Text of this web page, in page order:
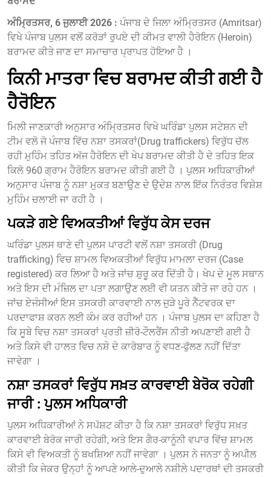
ਅੰਮ੍ਰਿਤਸਰ, 6 ਜੁਲਾਈ 2026 : ਪੰਜਾਬ ਦੇ ਜਿਲਾ ਅੰਮ੍ਰਿਤਸਰ (Amritsar)
ਵਿਖੇ ਪੰਜਾਬ ਪੁਲਸ ਵਲੋਂ ਕਰੋੜਾਂ ਰੁਪਏ ਦੀ ਕੀਮਤ ਵਾਲੀ ਹੈਰੋਇਨ (Heroin)
ਬਰਾਮਦ ਕੀਤੇ ਜਾਣ ਦਾ ਸਮਾਚਾਰ ਪ੍ਰਾਪਤ ਹੋਇਆ ਹੈ ।
ਕਿਨੀ ਮਾਤਰਾ ਵਿਚ ਬਰਾਮਦ ਕੀਤੀ ਗਈ ਹੈ
ਹੈਰੋਇਨ
ਮਿਲੀ ਜਾਣਕਾਰੀ ਅਨੁਸਾਰ ਅੰਮ੍ਰਿਤਸਰ ਵਿਖੇ ਘਰਿੰਡਾ ਪੁਲਸ ਸਟੇਸ਼ਨ ਦੀ
ਟੀਮ ਵਲੋ ਜੋ ਪੰਜਾਬ ਵਿੱਚ ਨਸ਼ਾ ਤਸਕਰਾਂ(Drug traffickers) ਵਿਰੁੱਧ ਚੱਲ
ਰਹੀ ਮੁਹਿੰਮ ਤਹਿਤ ਅੱਜ ਹੈਰੋਇਨ ਦੀ ਖੇਪ ਬਰਾਮਦ ਕੀਤੀ ਹੈ ਦੇ ਤਹਿਤ ਇਕ
ਕਿਲੋ 960 ਗ੍ਰਾਮ ਹੈਰੋਇਨ ਬਰਾਮਦ ਕੀਤੀ ਗਈ ਹੈ । ਪੁਲਸ ਅਧਿਕਾਰੀਆਂ
ਅਨੁਸਾਰ ਪੰਜਾਬ ਨੂੰ ਨਸ਼ਾ ਮੁਕਤ ਬਣਾਉਣ ਦੇ ਉਦੇਸ਼ ਨਾਲ ਇੱਕ ਨਿਰੰਤਰ ਵਿਸ਼ੇਸ਼
ਮੁਹਿੰਮ ਚਲਾਈ ਜਾ ਰਹੀ ਹੈ ।
ਪਕੜੇ ਗਏ ਵਿਅਕਤੀਆਂ ਵਿਰੁੱਧ ਕੇਸ ਦਰਜ
ਘਰਿੰਡਾ ਪੁਲਸ ਥਾਣੇ ਦੀ ਪੁਲਸ ਪਾਰਟੀ ਵਲੋਂ ਨਸ਼ਾ ਤਸਕਰੀ (Drug
trafficking) ਵਿਚ ਸ਼ਾਮਲ ਵਿਅਕਤੀਆਂ ਵਿਰੁੱਧ ਮਾਮਲਾ ਦਰਜ (Case
registered) ਕਰ ਲਿਆ ਹੈ ਅਤੇ ਜਾਂਚ ਸ਼ੁਰੂ ਕਰ ਦਿੱਤੀ ਹੈ। ਖੇਪ ਦੇ ਮੂਲ ਸਥਾਨ
ਅਤੇ ਇਸ ਦੀ ਮੰਜ਼ਿਲ ਦਾ ਪਤਾ ਲਗਾਉਣ ਲਈ ਵੀ ਯਤਨ ਕੀਤੇ ਜਾ ਰਹੇ ਹਨ ।
ਜਾਂਚ ਏਜੰਸੀਆਂ ਇਸ ਤਸਕਰੀ ਕਾਰਵਾਈ ਨਾਲ ਜੁੜੇ ਪੂਰੇ ਨੈੱਟਵਰਕ ਦਾ
ਪਰਦਾਫਾਸ਼ ਕਰਨ ਲਈ ਕੰਮ ਕਰ ਰਹੀਆਂ ਹਨ । ਪੰਜਾਬ ਪੁਲਸ ਦਾ ਕਹਿਣਾ ਹੈ
ਕਿ ਸੂਬੇ ਵਿਚ ਨਸ਼ਾ ਤਸਕਰਾਂ ਪ੍ਰਤੀ ਜ਼ੀਰੋ-ਟੌਲਰੈਂਸ ਨੀਤੀ ਅਪਣਾਈ ਗਈ ਹੈ
ਅਤੇ ਕਿਸੇ ਵੀ ਹਾਲਤ ਵਿਚ ਨਸ਼ੇ ਦੇ ਕਾਰੋਬਾਰ ਨੂੰ ਵਧਣ-ਫੁੱਲਣ ਨਹੀਂ ਦਿੱਤਾ
ਜਾਵੇਗਾ ।
ਨਸ਼ਾ ਤਸਕਰਾਂ ਵਿਰੁੱਧ ਸਖ਼ਤ ਕਾਰਵਾਈ ਬੇਰੋਕ ਰਹੇਗੀ
ਜਾਰੀ : ਪੁਲਸ ਅਧਿਕਾਰੀ
ਪੁਲਸ ਅਧਿਕਾਰੀਆਂ ਨੇ ਸਪੱਸ਼ਟ ਕੀਤਾ ਹੈ ਕਿ ਨਸ਼ਾ ਤਸਕਰਾਂ ਵਿਰੁੱਧ ਸਖ਼ਤ
ਕਾਰਵਾਈ ਬੇਰੋਕ ਜਾਰੀ ਰਹੇਗੀ, ਅਤੇ ਇਸ ਗੈਰ-ਕਾਨੂੰਨੀ ਵਪਾਰ ਵਿੱਚ ਸ਼ਾਮਲ
ਕਿਸੇ ਵੀ ਵਿਅਕਤੀ ਨੂੰ ਬਖਸ਼ਿਆ ਨਹੀਂ ਜਾਵੇਗਾ । ਪੁਲਸ ਨੇ ਜਨਤਾ ਨੂੰ ਅਪੀਲ
ਕੀਤੀ ਕਿ ਜੇਕਰ ਉਨ੍ਹਾਂ ਨੂੰ ਆਪਣੇ ਆਲੇ-ਦੁਆਲੇ ਨਸ਼ੀਲੇ ਪਦਾਰਥਾਂ ਦੀ ਤਸਕਰੀ